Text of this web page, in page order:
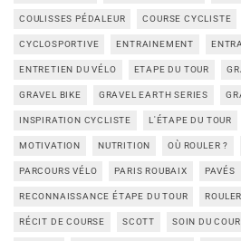
COULISSES PÉDALEUR COURSE CYCLISTE
CYCLOSPORTIVE ENTRAINEMENT
ENTRETIEN DU VÉLO ETAPE DU TOUR
GRAVEL BIKE GRAVEL EARTH SERIES
INSPIRATION CYCLISTE L'ÉTAPE DU TOUR
MOTIVATION NUTRITION OÙ ROULER ?
PARCOURS VÉLO PARIS ROUBAIX PAVÉS
RECONNAISSANCE ÉTAPE DU TOUR
RÉCIT DE COURSE SCOTT SOIN DU